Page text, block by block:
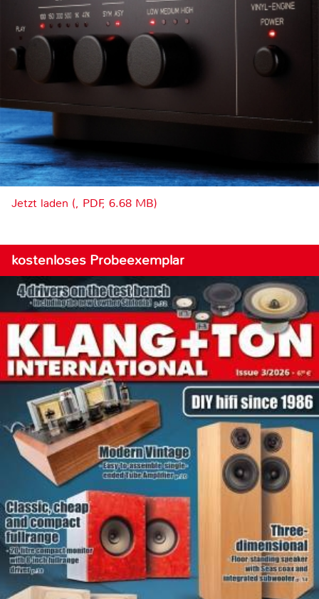
Jetzt laden (, PDF, 6.68 MB)
kostenloses Probeexemplar